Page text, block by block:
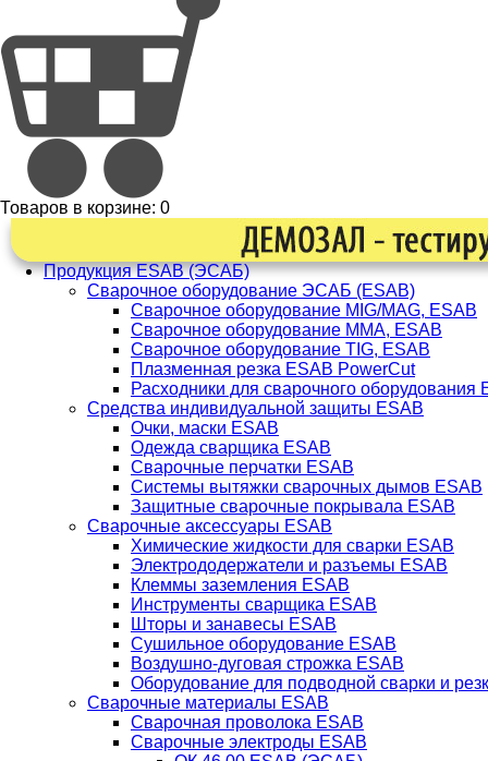
Товаров в корзине: 0
Продукция ESAB (ЭСАБ)
Сварочное оборудование ЭСАБ (ESAB)
Сварочное оборудование MIG/MAG, ESAB
Сварочное оборудование ММА, ESAB
Сварочное оборудование TIG, ESAB
Плазменная резка ESAB PowerCut
Расходники для сварочного оборудования
Средства индивидуальной защиты ESAB
Очки, маски ESAB
Одежда сварщика ESAB
Сварочные перчатки ESAB
Системы вытяжки сварочных дымов ESAB
Защитные сварочные покрывала ESAB
Сварочные аксессуары ESAB
Химические жидкости для сварки ESAB
Электрододержатели и разъемы ESAB
Клеммы заземления ESAB
Инструменты сварщика ESAB
Шторы и занавесы ESAB
Сушильное оборудование ESAB
Воздушно-дуговая строжка ESAB
Оборудование для подводной сварки и
Сварочные материалы ESAB
Сварочная проволока ESAB
Сварочные электроды ESAB